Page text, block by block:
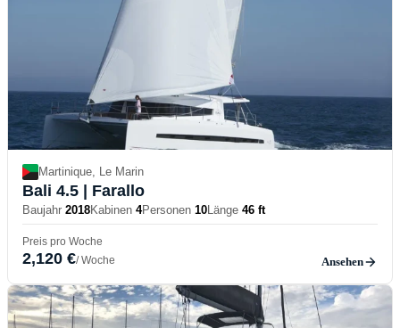
Martinique, Le Marin
Bali 4.5 | Farallo
Baujahr 2018Kabinen 4Personen 10Länge 46 ft
Preis pro Woche
2,120 €/ Woche Ansehen